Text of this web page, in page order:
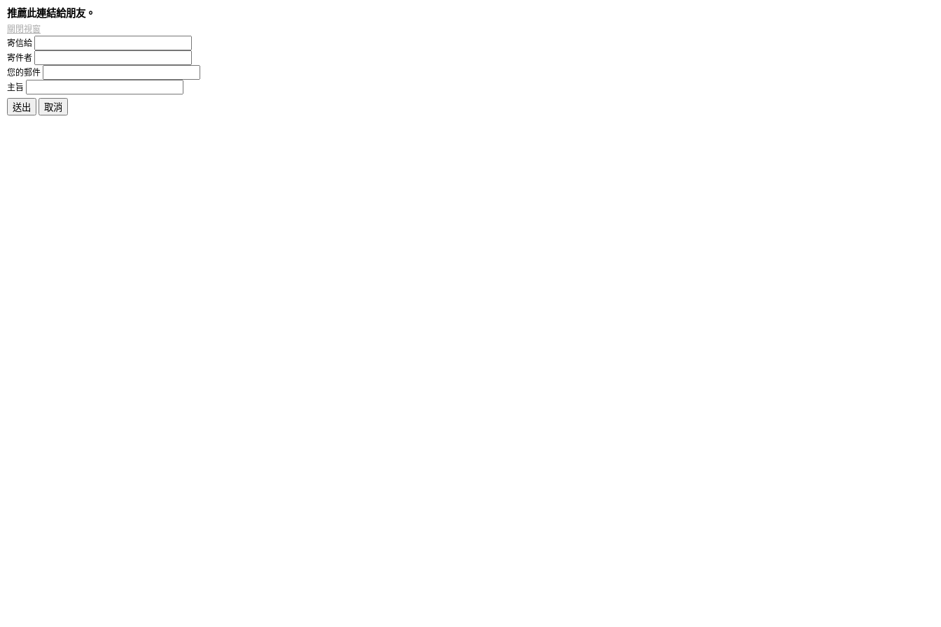
推薦此連結給朋友。
關閉視窗
寄信給
寄件者
您的郵件
主旨
送出 取消